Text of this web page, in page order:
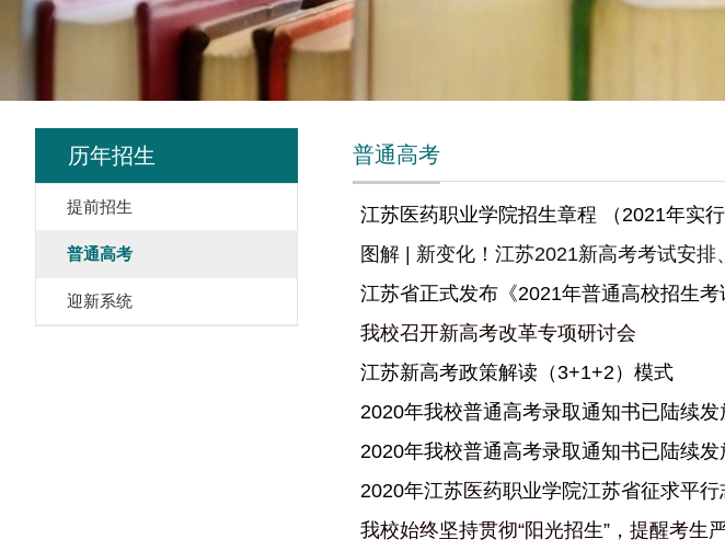
历年招生
提前招生
普通高考
迎新系统
普通高考
江苏医药职业学院招生章程 （2021年实行
图解 | 新变化！江苏2021新高考考试安
江苏省正式发布《2021年普通高校招生
我校召开新高考改革专项研讨会
江苏新高考政策解读（3+1+2）模式
2020年我校普通高考录取通知书已陆续发
2020年我校普通高考录取通知书已陆续发
2020年江苏医药职业学院江苏省征求平行
我校始终坚持贯彻“阳光招生”，提醒考生